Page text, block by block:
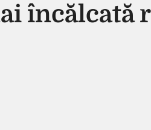
încălcată